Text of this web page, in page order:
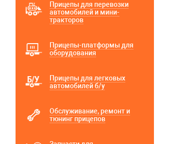
Прицепы для перевозки
автомобилей и мини-
тракторов
Прицепы-платформы для
оборудования
Прицепы для легковых
автомобилей б/у
Обслуживание, ремонт и
тюнинг прицепов